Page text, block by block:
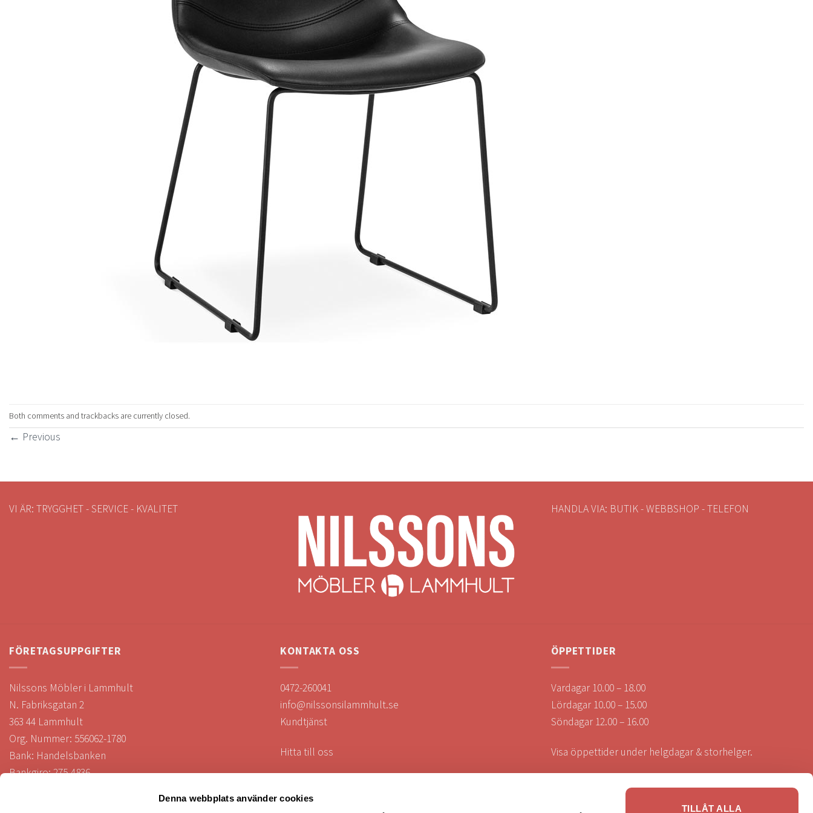
Denna webbplats använder cookies
TILLÅT ALLA
Both comments and trackbacks are currently closed.
← Previous
VI ÄR: TRYGGHET - SERVICE - KVALITET HANDLA VIA: BUTIK - WEBBSHOP - TELEFON
FÖRETAGSUPPGIFTER
Nilssons Möbler i Lammhult
N. Fabriksgatan 2
363 44 Lammhult
Org. Nummer: 556062-1780
Bank: Handelsbanken
Bankgiro: 275-4836
KONTAKTA OSS
0472-260041
info@nilssonsilammhult.se
Kundtjänst
Hitta till oss
ÖPPETTIDER
Vardagar 10.00 – 18.00
Lördagar 10.00 – 15.00
Söndagar 12.00 – 16.00
Visa öppettider under helgdagar & storhelger.